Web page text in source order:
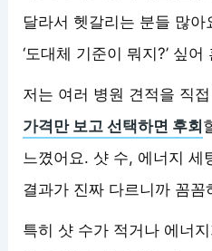
달라서 헷갈리는 분들 많
‘도대체 기준이 뭐지?’ 싶
저는 여러 병원 견적을 직
가격만 보고 선택하면 후회
느꼈어요. 샷 수, 에너지 세
결과가 진짜 다르니까 꼼꼼
특히 샷 수가 적거나 에너